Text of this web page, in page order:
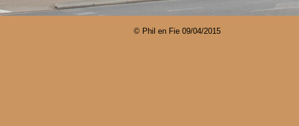
© Phil en Fie 09/04/2015